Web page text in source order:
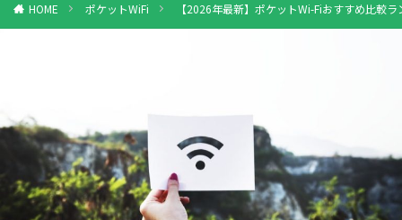
HOME ポケットWiFi 【2026年最新】ポケットWi-Fiおすすめ比較